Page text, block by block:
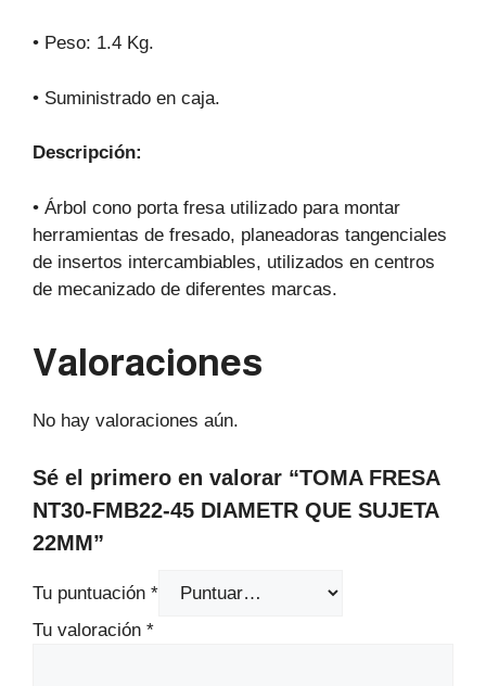
• Peso: 1.4 Kg.
• Suministrado en caja.
Descripción:
• Árbol cono porta fresa utilizado para montar
herramientas de fresado, planeadoras tangenciales
de insertos intercambiables, utilizados en centros
de mecanizado de diferentes marcas.
Valoraciones
No hay valoraciones aún.
Sé el primero en valorar “TOMA FRESA
NT30-FMB22-45 DIAMETR QUE SUJETA
22MM”
Tu puntuación *
Tu valoración *